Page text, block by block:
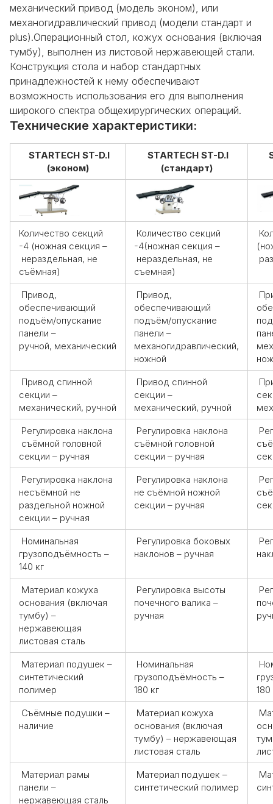
механический привод (модель эконом), или
механогидравлический привод (модели стандарт и
plus).Операционный стол, кожух основания (включая
тумбу), выполнен из листовой нержавеющей стали.
Конструкция стола и набор стандартных
принадлежностей к нему обеспечивают
возможность использования его для выполнения
широкого спектра общехирургических операций.
Технические характеристики:
STARTECH ST-D.I
(эконом)
STARTECH ST-D.I
(стандарт)
Количество секций
-4 (ножная секция –
нераздельная, не
съёмная)
Количество секций
-4(ножная секция –
нераздельная, не
съемная)
Привод,
обеспечивающий
подъём/опускание
панели –
ручной, механический
Привод,
обеспечивающий
подъём/опускание
панели –
механогидравлический,
ножной
Привод спинной
секции –
механический, ручной
Привод спинной
секции –
механический, ручной
Регулировка наклона
съёмной головной
секции – ручная
Регулировка наклона
съёмной головной
секции – ручная
Регулировка наклона
несъёмной не
раздельной ножной
секции – ручная
Регулировка наклона
не съёмной ножной
секции – ручная
Номинальная
грузоподъёмность –
140 кг
Регулировка боковых
наклонов – ручная
Материал кожуха
основания (включая
тумбу) –
нержавеющая
листовая сталь
Регулировка высоты
почечного валика –
ручная
Материал подушек –
синтетический
полимер
Номинальная
грузоподъёмность –
180 кг
180
Съёмные подушки –
наличие
Материал кожуха
основания (включая
тумбу) – нержавеющая
листовая сталь
Материал рамы
панели –
нержавеющая сталь
Материал подушек –
синтетический полимер